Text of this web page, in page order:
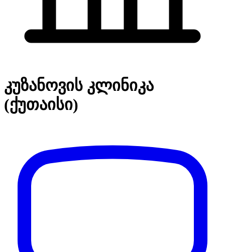
კუზანოვის კლინიკა
(ქუთაისი)